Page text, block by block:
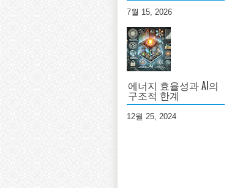
7월 15, 2026
에너지 효율성과 AI의
구조적 한계
12월 25, 2024